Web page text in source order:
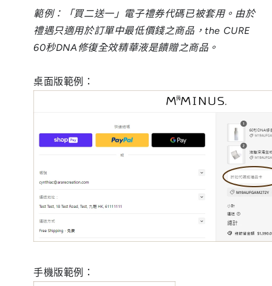
範例：「買二送一」電子禮券代碼已被套用。由於
禮遇只適用於訂單中最低價錢之商品，the CURE
60秒DNA修復全效精華液是饋贈之商品。
桌面版範例：
手機版範例：